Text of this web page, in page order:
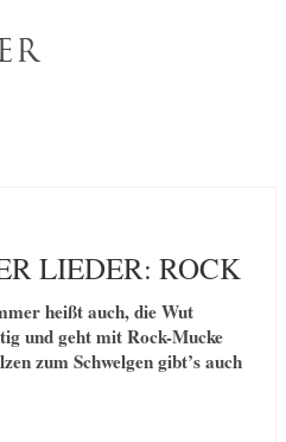
LIEDER: ROCK
heißt auch, die Wut
und geht mit Rock-Mucke
zum Schwelgen gibt’s auch